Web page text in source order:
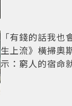
「有錢的話我也
生上流》橫掃奧
示：窮人的宿命